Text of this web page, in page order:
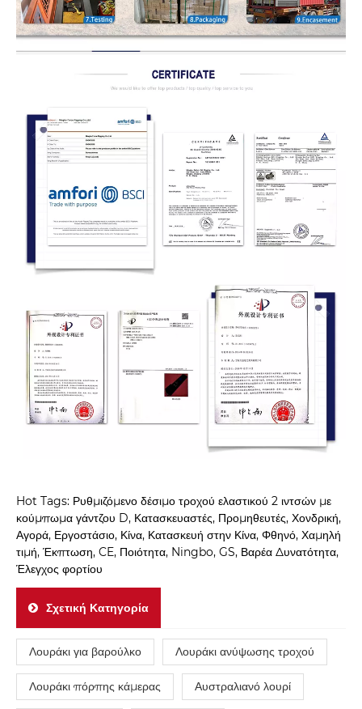
Hot Tags: Ρυθμιζόμενο δέσιμο τροχού ελαστικού 2 ιντσών με
κούμπωμα γάντζου D, Κατασκευαστές, Προμηθευτές, Χονδρική,
Αγορά, Εργοστάσιο, Κίνα, Κατασκευή στην Κίνα, Φθηνό, Χαμηλή
τιμή, Έκπτωση, CE, Ποιότητα, Ningbo, GS, Βαρέα Δυνατότητα,
Έλεγχος φορτίου
Σχετική Κατηγορία
Λουράκι για βαρούλκο Λουράκι ανύψωσης τροχού
Λουράκι πόρπης κάμερας Αυστραλιανό λουρί